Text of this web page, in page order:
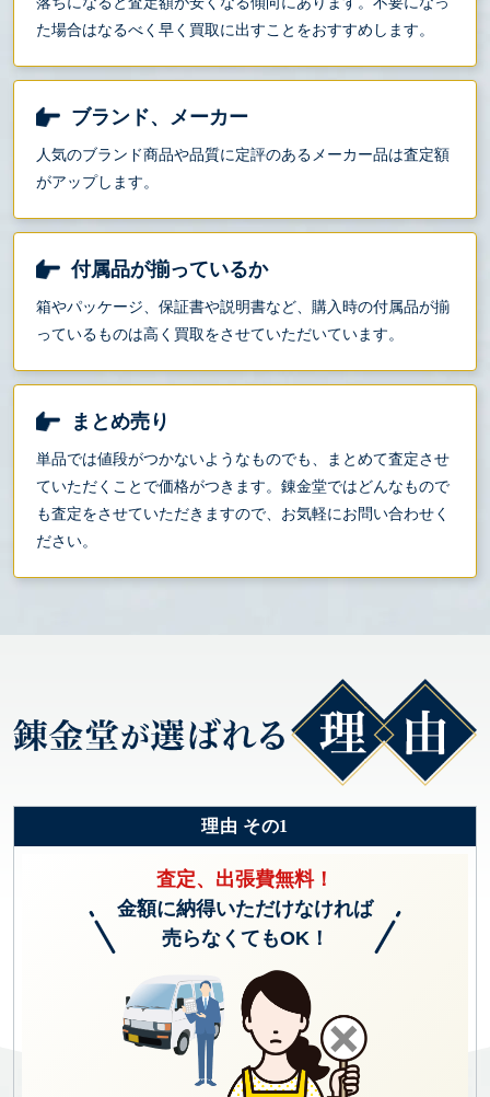
た場合はなるべく早く買取に出すことをおすすめします。
ブランド、メーカー
人気のブランド商品や品質に定評のあるメーカー品は査定額
がアップします。
付属品が揃っているか
箱やパッケージ、保証書や説明書など、購入時の付属品が揃
っているものは高く買取をさせていただいています。
まとめ売り
単品では値段がつかないようなものでも、まとめて査定させ
ていただくことで価格がつきます。錬金堂ではどんなもので
も査定をさせていただきますので、お気軽にお問い合わせく
ださい。
理由 その1
査定、出張費無料！
金額に納得いただけなければ
売らなくてもOK！